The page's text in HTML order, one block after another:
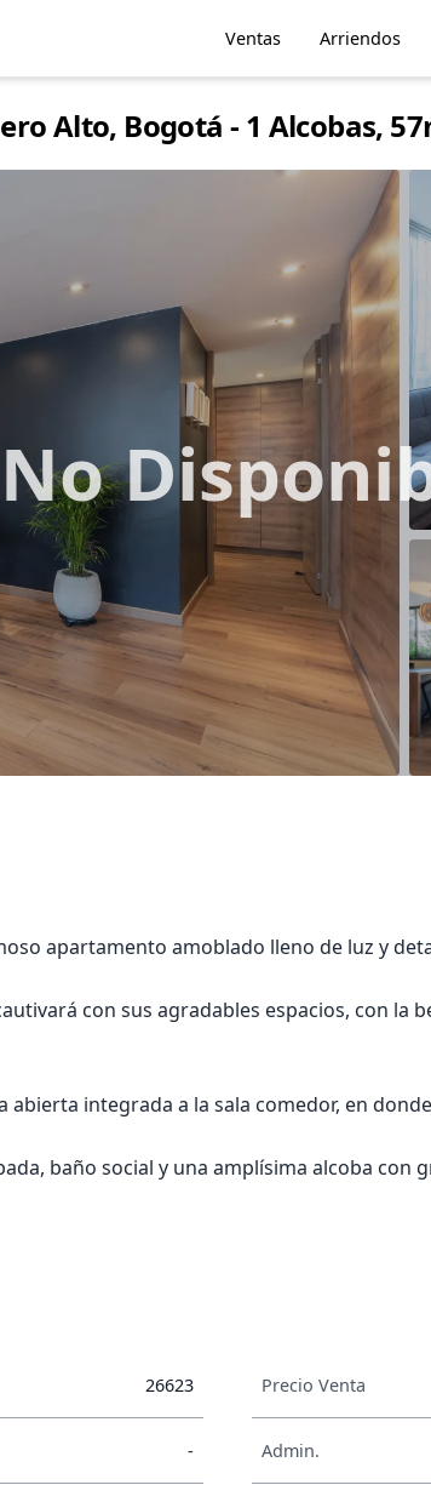
Ventas Arriendos
Alto, Bogotá - 1 Alcobas,
No
apartamento amoblado lleno de luz y
con sus agradables espacios, con la
integrada a la sala comedor, en
baño social y una amplísima alcoba con
26623 Precio Venta
- Admin.